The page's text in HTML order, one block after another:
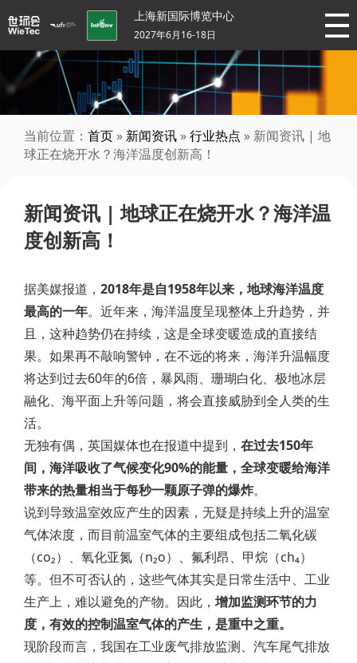
上海新国际博览中心
2027年6月16-18日
当前位置： 首页 » 新闻资讯 »行业热点 » 新闻资讯 | 地
球正在烧开水？海洋温度创新高！
新闻资讯 | 地球正在烧开水？海洋温
度创新高！
据美媒报道， 2018年是自1958年以来，地球海洋温度
最高的一年。近年来，海洋温度呈现整体上升趋势，并
且，这种趋势仍在持续，这是全球变暖造成的直接结
果。如果再不敲响警钟，在不远的将来，海洋升温幅度
将达到过去60年的6倍，暴风雨、珊瑚白化、极地冰层
融化、海平面上升等问题，将会直接威胁到全人类的生
活。
无独有偶，英国媒体也在报道中提到， 在过去150年
间，海洋吸收了气候变化90%的能量，全球变暖给海洋
带来的热量相当于每秒一颗原子弹的爆炸。
说到导致温室效应产生的因素，无疑是持续上升的温室
气体浓度，而目前温室气体的主要组成包括二氧化碳
（co₂）、氧化亚氮（n₂o）、氟利昂、甲烷（ch₄）
等。但不可否认的，这些气体其实是日常生活中、工业
生产上，难以避免的产物。因此， 增加监测环节的力
度，有效的控制温室气体的产生，是重中之重。
现阶段而言，我国在工业废气排放监测、汽车尾气排放